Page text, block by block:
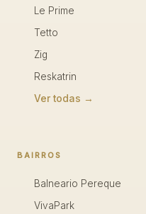
Le Prime
Tetto
Zig
Reskatrin
Ver todas →
BAIRROS
Balneario Pereque
VivaPark